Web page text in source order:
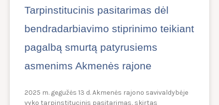
Tarpinstitucinis pasitarimas dėl
bendradarbiavimo stiprinimo teikiant
pagalbą smurtą patyrusiems
asmenims Akmenės rajone
2025 m. gegužės 13 d. Akmenės rajono savivaldybėje
vyko tarpinstitucinis pasitarimas, skirtas